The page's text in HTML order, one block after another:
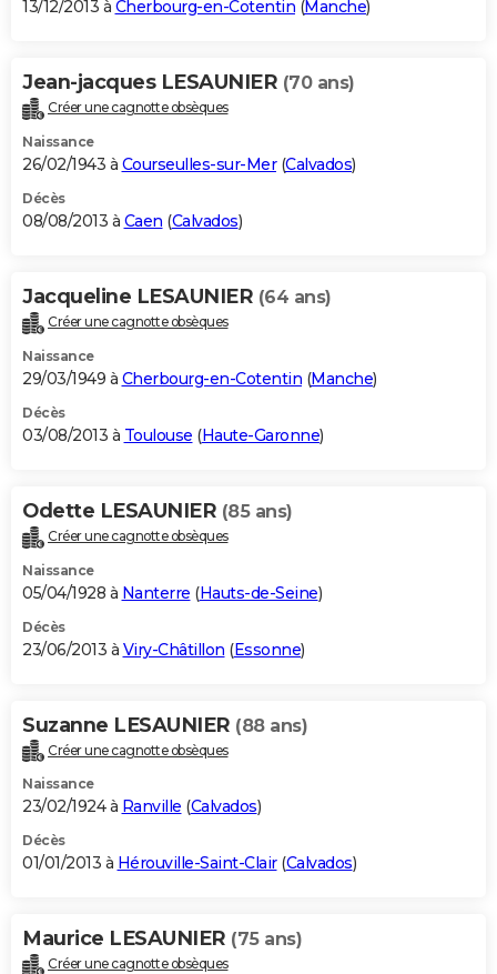
13/12/2013 à Cherbourg-en-Cotentin (Manche)
Jean-jacques LESAUNIER (70 ans)
Créer une cagnotte obsèques
Naissance
26/02/1943 à Courseulles-sur-Mer(Calvados)
Décès
08/08/2013 à Caen (Calvados)
Jacqueline LESAUNIER (64 ans)
Créer une cagnotte obsèques
Naissance
29/03/1949 à Cherbourg-en-Cotentin (Manche)
Décès
03/08/2013 à Toulouse (Haute-Garonne)
Odette LESAUNIER (85 ans)
Créer une cagnotte obsèques
Naissance
05/04/1928 à Nanterre (Hauts-de-Seine)
Décès
23/06/2013 à Viry-Châtillon (Essonne)
Suzanne LESAUNIER (88 ans)
Créer une cagnotte obsèques
Naissance
23/02/1924 à Ranville (Calvados)
Décès
01/01/2013 à Hérouville-Saint-Clair(Calvados)
Maurice LESAUNIER (75 ans)
Créer une cagnotte obsèques